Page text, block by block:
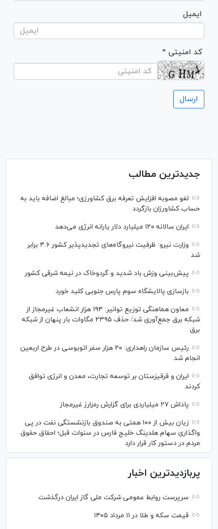
ایمیل
* کد امنیتی
جدیدترین مطالب
لغو مصوبه افزایش تعرفه برق کشاورزی؛ مبالغ اضافه باید به
حساب کشاورزان بازگردد
ایران سالانه ۱۲۰ میلیارد دلار یارانه انرژی می‌دهد
وزارت نیرو: ظرفیت نیروگاه‌های تجدیدپذیر کشور ۴.۶ برابر
شد
پیش‌بینی وزش باد شدید و گردوخاک در نیمه شرقی کشور
بازسازی پالایشگاه سوم پارس جنوبی کلید خورد
معاون هماهنگی توزیع توانیر: ۱۹۴ هزار انشعاب غیرمجاز از
شبکه برق جمع‌آوری شد/ حذف ۲۳۹۵ مگاوات بار پنهان از شبکه
برق
رئیس سازمان راهداری: ۲۰ هزار سفر اتوبوسی در طرح اربعین
انجام شد
ایران و قرقیزستان بر توسعه تجارت، معدن و انرژی توافق
کردند
پاداش ۲۷ میلیاردی برای گزارش رمزارز غیرمجاز
زیان بیش از ۱۰۰ همتی به صندوق بازنشستگی نفت در پی
واگذاری سهام هلدینگ خلیج فارس در سنوات قبل؛ احقاق حقوق
مردم در دستور کار قرار دارد
پربازدیدترین اخبار
سرپرست روابط عمومی شرکت ملی گاز ایران درگذشت
قیمت سکه و طلا در ۱۱ مرداد ۱۴۰۵